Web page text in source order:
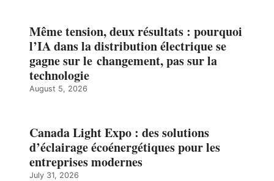
Même tension, deux résultats : pourquoi
l’IA dans la distribution électrique se
gagne sur le changement, pas sur la
technologie
August 5, 2026
Canada Light Expo : des solutions
d’éclairage écoénergétiques pour les
entreprises modernes
July 31, 2026